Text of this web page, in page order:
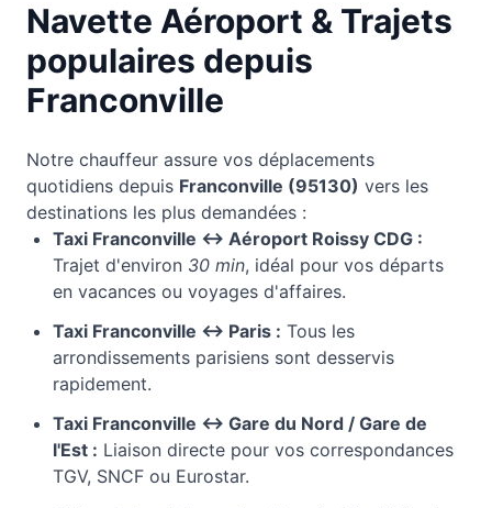
Navette Aéroport & Trajets
populaires depuis
Franconville
Notre chauffeur assure vos déplacements
quotidiens depuis Franconville (95130) vers les
destinations les plus demandées :
Taxi Franconville ↔ Aéroport Roissy CDG :
Trajet d'environ 30 min, idéal pour vos départs
en vacances ou voyages d'affaires.
Taxi Franconville ↔ Paris : Tous les
arrondissements parisiens sont desservis
rapidement.
Taxi Franconville ↔ Gare du Nord / Gare de
l'Est : Liaison directe pour vos correspondances
TGV, SNCF ou Eurostar.